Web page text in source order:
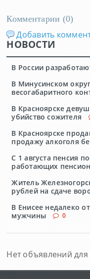
Комментарии (0)
Добавить
НОВОСТИ
В России
В Минусинском
весогабаритного
В Красноярске
убийство сожителя
В Красноярске
продажу алкоголя
С 1 августа пенсия
работающих
Житель
рублей на сдаче
В Енисее недалеко
мужчины
0
Нет объявлений